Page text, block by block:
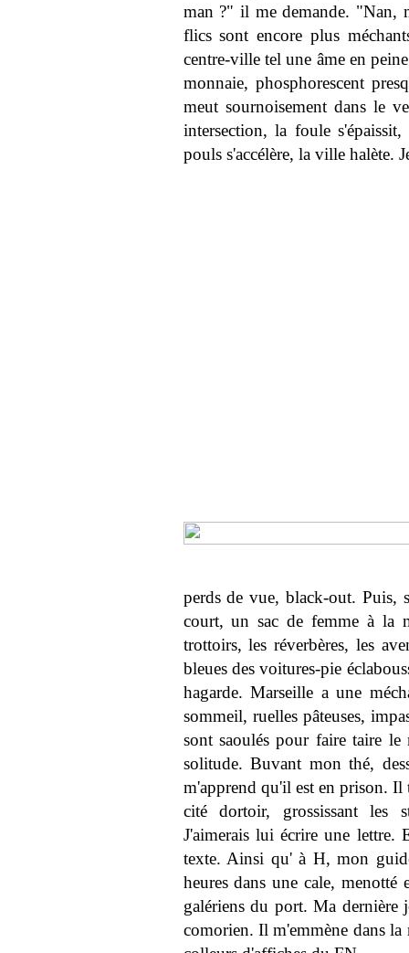
man ?" il me demande. "Nan,
flics sont encore plus
centre-ville tel une âme en
monnaie, phosphorescent
meut sournoisement dans le
intersection, la foule
pouls s'accélère, la ville halète.
perds de vue, black-out.
court, un sac de femme à la
trottoirs, les réverbères, les
bleues des voitures-pie
hagarde. Marseille a une
sommeil, ruelles pâteuses,
sont saoulés pour faire taire
solitude. Buvant mon thé,
m'apprend qu'il est en prison. Il
cité dortoir, grossissant les
J'aimerais lui écrire une lettre.
texte. Ainsi qu' à H, mon
heures dans une cale,
galériens du port. Ma dernière
comorien. Il m'emmène dans